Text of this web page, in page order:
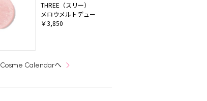
THREE（スリー）
メロウメルトデュー
￥3,850
Cosme Calendarへ